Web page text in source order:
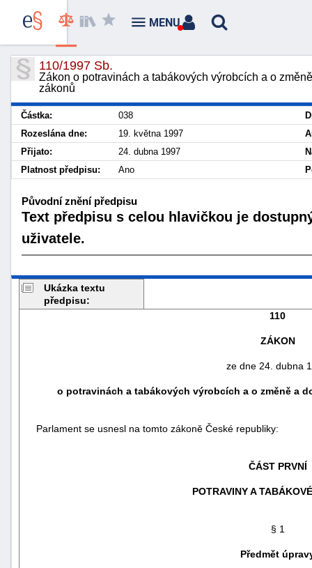
110/1997 Sb.
Zákon o potravinách a tabákových výrobcích a o
zákonů
Částka: 038
Rozeslána dne:
19. května 1997
Přijato:
24. dubna 1997
Platnost předpisu:
Ano
Původní znění předpisu
Text předpisu s celou hlavičkou je
uživatele.
Ukázka textu
předpisu:
110
ZÁKON
ze dne 24. dubna
o potravinách a tabákových výrobcích a o změně a
Parlament se usnesl na tomto zákoně České republiky:
ČÁST PRVNÍ
POTRAVINY A
§ 1
Předmět
MENU
škody